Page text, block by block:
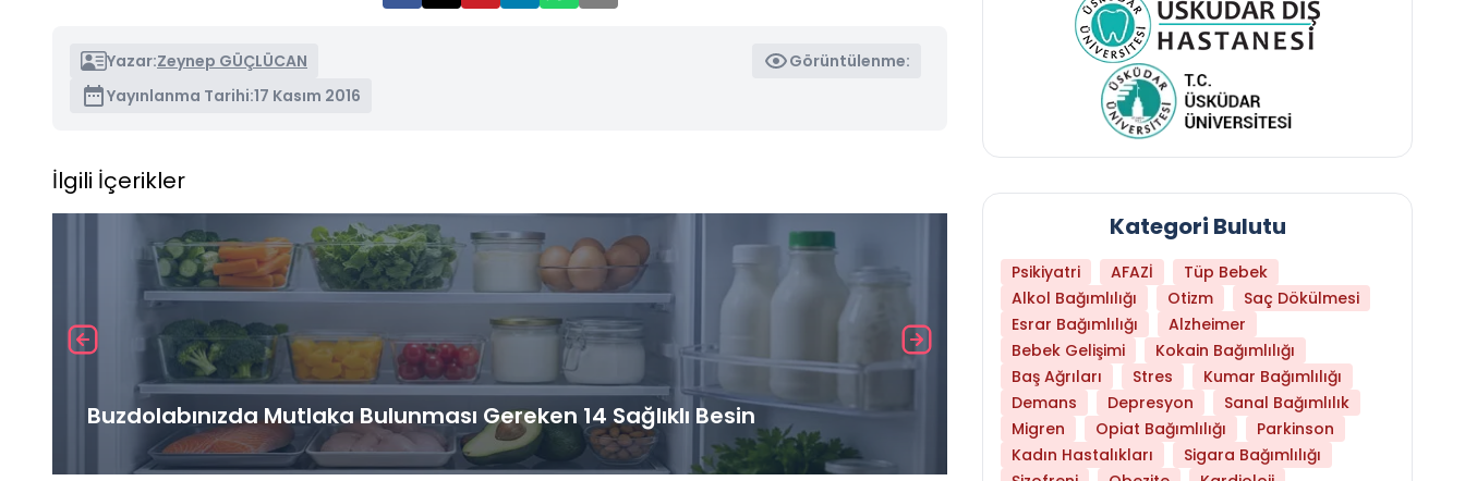
Yazar:Zeynep GÜÇLÜCAN
Görüntülenme:
Yayınlanma Tarihi:17 Kasım 2016
İlgili İçerikler
Buzdolabınızda Mutlaka Bulunması Gereken 14 Sağlıklı Besin Hangi Yaşta Hangi Testi Yaptırmanız
Kategori Bulutu
Psikiyatri AFAZİ
Tüp Bebek
Alkol Bağımlılığı
Otizm
Saç Dökülmesi
Esrar Bağımlılığı
Alzheimer
Bebek Gelişimi
Kokain Bağımlılığı
Baş Ağrıları
Stres
Kumar Bağımlılığı
Demans
Depresyon
Sanal Bağımlılık
Migren
Opiat Bağımlılığı
Parkinson
Kadın Hastalıkları
Sigara Bağımlılığı